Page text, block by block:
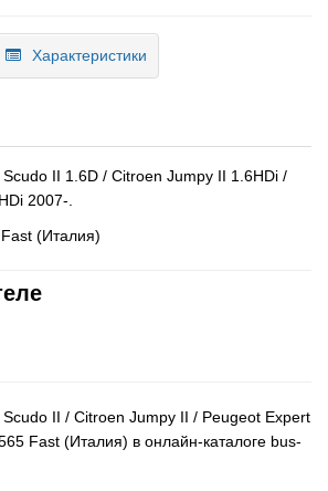
Характеристики
II 1.6D / Citroen Jumpy II 1.6HDi /
2007-.
Fast (Италия)
II / Citroen Jumpy II / Peugeot Expert
Fast (Италия) в онлайн-каталоге bus-